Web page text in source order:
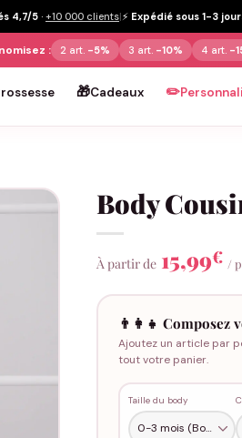
4,7/5 · +10 000 clients|⚡ Expédié sous 1-3
: 2 art. -5% 3 art. -10% 4 art. -
🎁Cadeaux ✏️
Body
À partir de 15,99€ /
👨‍👩‍👧 Composez
Ajoutez un article par
tout votre panier.
Taille du body